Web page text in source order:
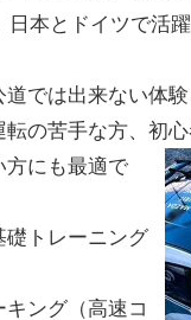
本とドイツで活
では出来ない体
の苦手な方、初
方にも最適で
トレーニング
ング（高速コ